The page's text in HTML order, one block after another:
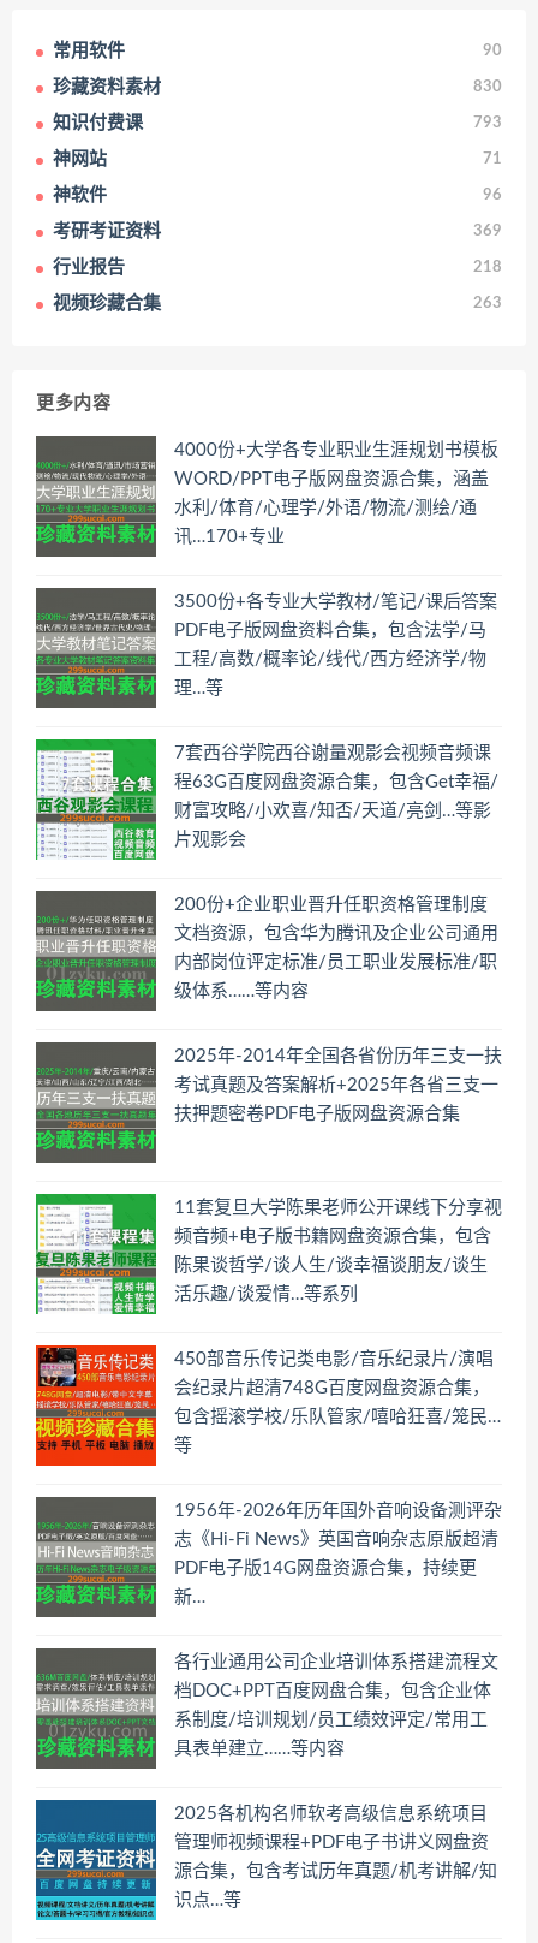
常用软件 90
珍藏资料素材 830
知识付费课 793
神网站 71
神软件 96
考研考证资料 369
行业报告 218
视频珍藏合集 263
更多内容
4000份+大学各专业职业生涯规划书模板
WORD/PPT电子版网盘资源合集，涵盖
水利/体育/心理学/外语/物流/测绘/通
讯…170+专业
3500份+各专业大学教材/笔记/课后答案
PDF电子版网盘资料合集，包含法学/马
工程/高数/概率论/线代/西方经济学/物
理…等
7套西谷学院西谷谢量观影会视频音频课
程63G百度网盘资源合集，包含Get幸福/
财富攻略/小欢喜/知否/天道/亮剑…等影
片观影会
200份+企业职业晋升任职资格管理制度
文档资源，包含华为腾讯及企业公司通用
内部岗位评定标准/员工职业发展标准/职
级体系……等内容
2025年-2014年全国各省份历年三支一扶
考试真题及答案解析+2025年各省三支一
扶押题密卷PDF电子版网盘资源合集
11套复旦大学陈果老师公开课线下分享视
频音频+电子版书籍网盘资源合集，包含
陈果谈哲学/谈人生/谈幸福谈朋友/谈生
活乐趣/谈爱情…等系列
450部音乐传记类电影/音乐纪录片/演唱
会纪录片超清748G百度网盘资源合集，
包含摇滚学校/乐队管家/嘻哈狂喜/笼民…
等
1956年-2026年历年国外音响设备测评杂
志《Hi-Fi News》英国音响杂志原版超清
PDF电子版14G网盘资源合集，持续更
新…
各行业通用公司企业培训体系搭建流程文
档DOC+PPT百度网盘合集，包含企业体
系制度/培训规划/员工绩效评定/常用工
具表单建立……等内容
2025各机构名师软考高级信息系统项目
管理师视频课程+PDF电子书讲义网盘资
源合集，包含考试历年真题/机考讲解/知
识点…等